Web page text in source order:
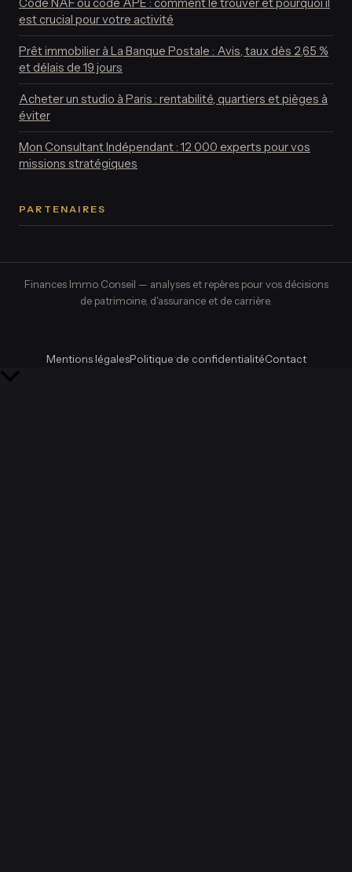
Code NAF ou code APE : comment le trouver et pourquoi il
est crucial pour votre activité
Prêt immobilier à La Banque Postale : Avis, taux dès 2,65 %
et délais de 19 jours
Acheter un studio à Paris : rentabilité, quartiers et pièges à
éviter
Mon Consultant Indépendant : 12 000 experts pour vos
missions stratégiques
PARTENAIRES
Finances Immo Conseil — analyses et repères pour vos décisions
de patrimoine, d'assurance et de carrière.
Mentions légalesPolitique de confidentialitéContact